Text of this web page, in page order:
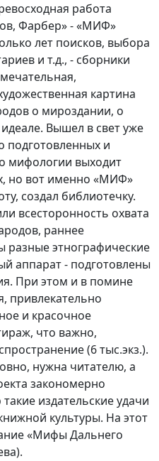
работа
Фарбер» - «МИФ»
лет поисков, выбора
и т.д., - сборники
картина
о мироздании, о
Вышел в свет уже
подготовленных и
мифологии выходит
но вот именно «МИФ»
создал библиотечку.
всесторонность охвата
раннее
разные этнографические
аппарат - подготовлены
При этом и в помине
привлекательно
и красочное
что важно,
(6 тыс.экз.).
нужна читателю, а
закономерно
издательские удачи
культуры. На этот
«Мифы Дальнего